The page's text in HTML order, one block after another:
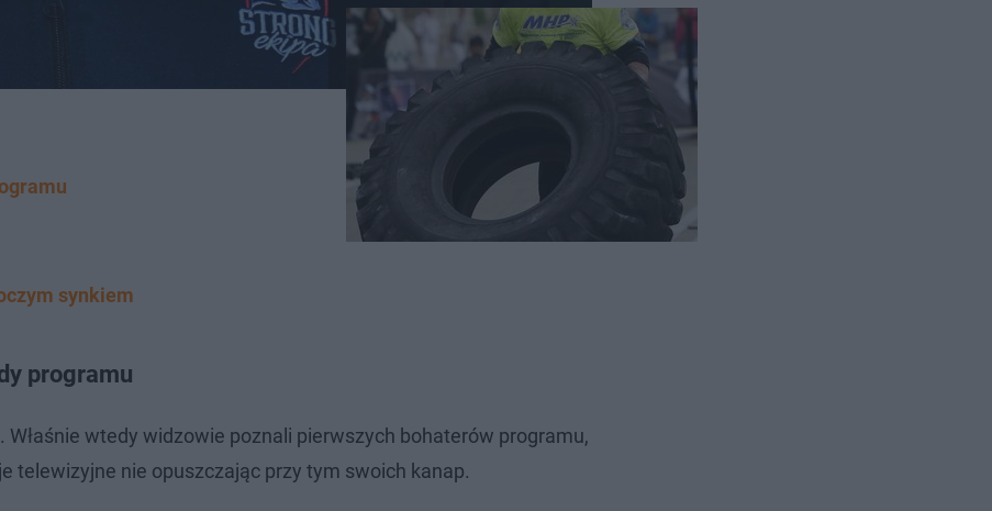
synkiem
programu
wtedy widzowie poznali pierwszych bohaterów programu,
telewizyjne nie opuszczając przy tym swoich kanap.